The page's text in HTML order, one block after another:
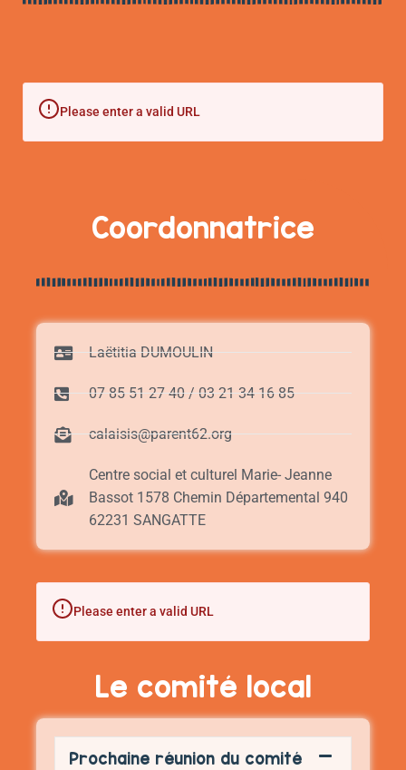
Please enter a valid URL
Coordonnatrice
Laëtitia DUMOULIN
07 85 51 27 40 / 03 21 34 16 85
calaisis@parent62.org
Centre social et culturel Marie- Jeanne
Bassot 1578 Chemin Départemental 940
62231 SANGATTE
Please enter a valid URL
Le comité local
Prochaine réunion du comité